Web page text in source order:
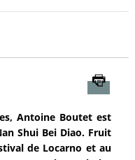
Antoine Boutet est
Shui Bei Diao. Fruit
de Locarno et au